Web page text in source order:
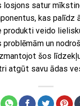
losjons satur
kas palīdz
produkti veido
un
šos
atgūt savu ādas